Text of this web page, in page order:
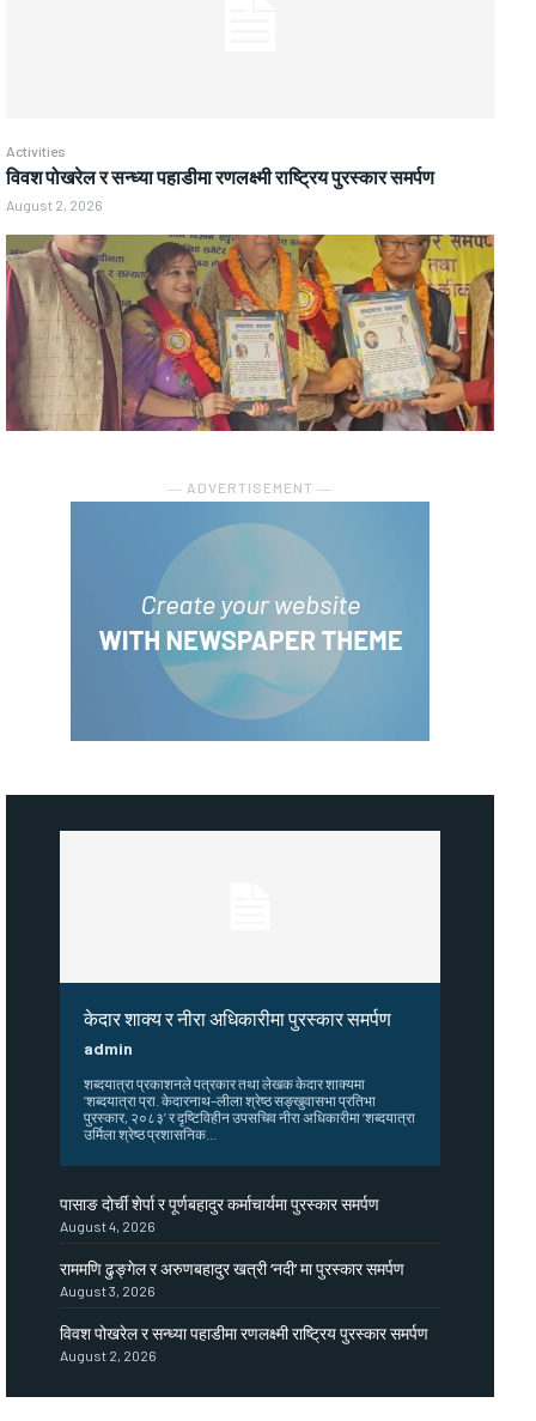
Activities
विवश पोखरेल र सन्ध्या पहाडीमा रणलक्ष्मी राष्ट्रिय पुरस्कार समर्पण
August 2, 2026
― ADVERTISEMENT ―
केदार शाक्य र नीरा अधिकारीमा पुरस्कार समर्पण
admin
शब्दयात्रा प्रकाशनले पत्रकार तथा लेखक केदार शाक्यमा
‘शब्दयात्रा प्रा. केदारनाथ–लीला श्रेष्ठ सङ्खुवासभा प्रतिभा
पुरस्कार, २०८३’ र दृष्टिविहीन उपसचिव नीरा अधिकारीमा ‘शब्दयात्रा
उर्मिला श्रेष्ठ प्रशासनिक...
पासाङ दोर्ची शेर्पा र पूर्णबहादुर कर्माचार्यमा पुरस्कार समर्पण
August 4, 2026
राममणि ढुङ्गेल र अरुणबहादुर खत्री ‘नदी’ मा पुरस्कार समर्पण
August 3, 2026
विवश पोखरेल र सन्ध्या पहाडीमा रणलक्ष्मी राष्ट्रिय पुरस्कार समर्पण
August 2, 2026